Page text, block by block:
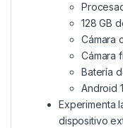
128 GB
Cámara
Cámara
Batería
Android
Experimenta
dispositivo